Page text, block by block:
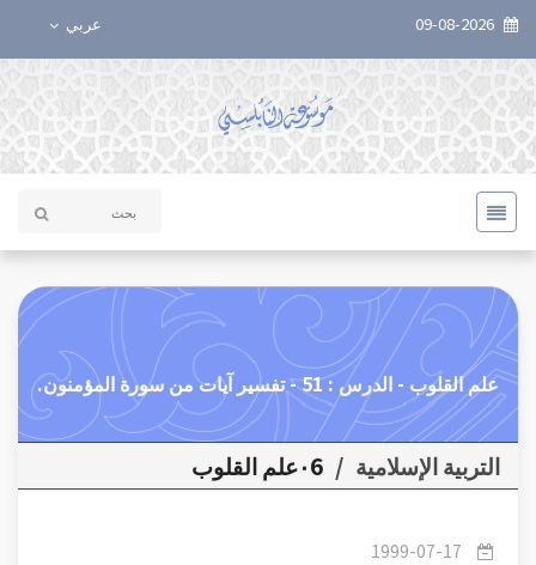
عربي
علم القلوب - الدرس : 51 - تفسير آيات من سورة المؤمنون.
التربية الإسلامية / ٠6علم القلوب
1999-07-17